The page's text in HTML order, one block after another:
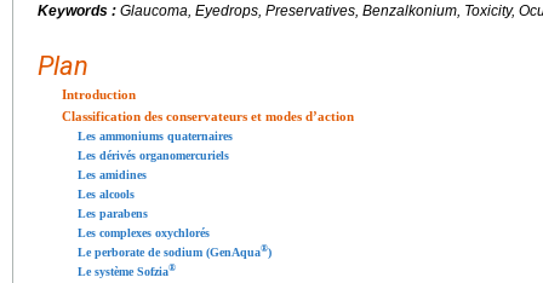
Keywords : Glaucoma, Eyedrops, Preservatives, Benzalkonium, Toxicity,
Plan
Introduction
Classification des conservateurs et modes d’action
Les ammoniums quaternaires
Les dérivés organomercuriels
Les amidines
Les alcools
Les parabens
Les complexes oxychlorés
Le perborate de sodium (GenAqua®)
Le système Sofzia®